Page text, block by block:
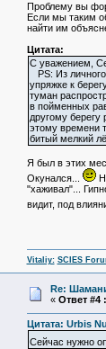
Проблему вы
Если мы таким
найти им
Цитата:
С уважением,
PS: Из
упряжке к
туман
в пойменных
другому берегу
этому времени
битый мелкий
Я был в этих
Окунался...
"хаживал"...
видит, под
Vitaliy: SCIES
Re:
« Ответ #4 :
Цитата: Urbis
Сейчас нужно